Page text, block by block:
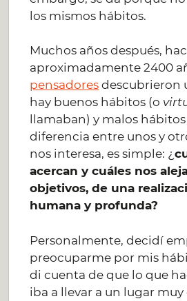
los mismos hábitos.
Muchos años después,
aproximadamente 2400
pensadores descubrieron
hay buenos hábitos (o
llamaban) y malos hábitos
diferencia entre unos y
nos interesa, es simple: ¿
acercan y cuáles nos
objetivos, de una
humana y profunda?
Personalmente, decidí
preocuparme por mis
di cuenta de que lo que
iba a llevar a un lugar